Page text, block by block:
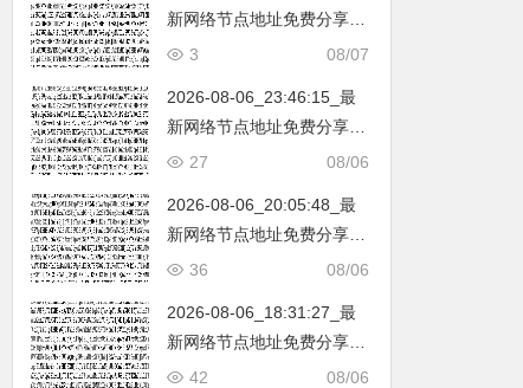
新网络节点地址免费分享…
不定期更新…开放免费分享
韩国|新加坡|台湾|马来西亚|
…
08/07
3
2026-08-06_23:46:15_最
新网络节点地址免费分享…
不定期更新…开放免费分享
韩国|新加坡|台湾|马来西亚|
…
08/06
27
2026-08-06_20:05:48_最
新网络节点地址免费分享…
不定期更新…开放免费分享
韩国|新加坡|台湾|马来西亚|
…
08/06
36
2026-08-06_18:31:27_最
新网络节点地址免费分享…
不定期更新…开放免费分享
08/06
42